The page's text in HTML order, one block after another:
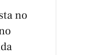
no